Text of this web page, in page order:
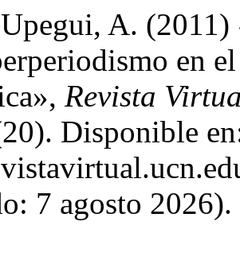
A.
en
Revista
Disponible
7 agosto 2026).